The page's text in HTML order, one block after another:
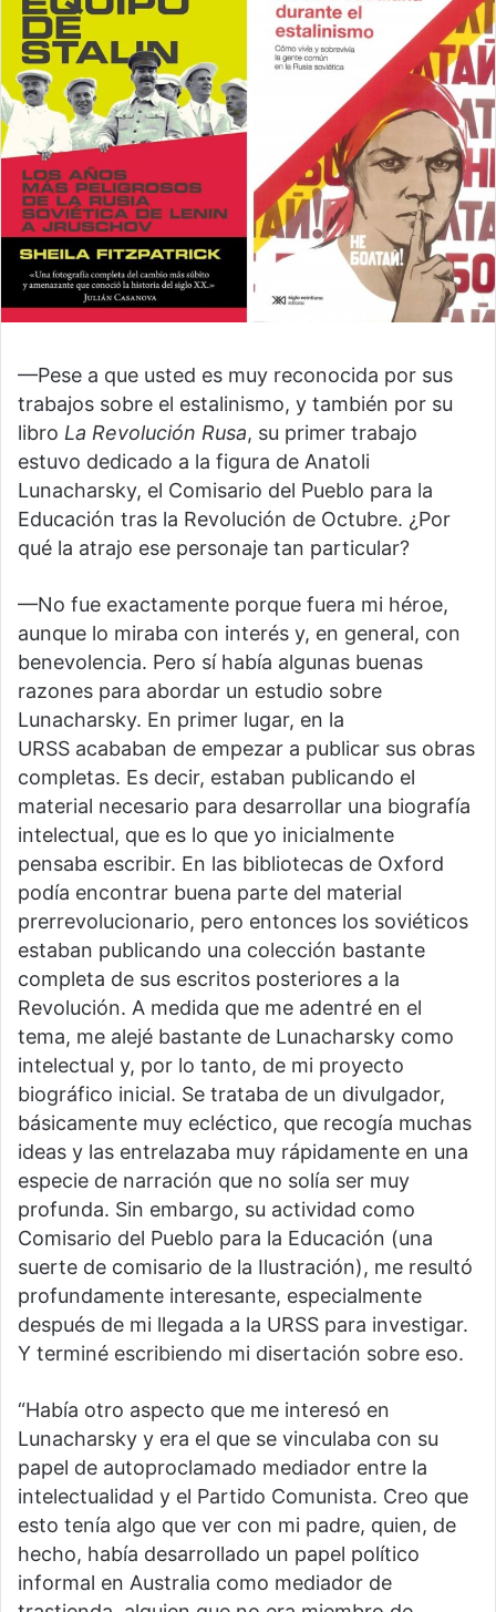
—Pese a que usted es muy reconocida por sus
trabajos sobre el estalinismo, y también por su
libro La Revolución Rusa, su primer trabajo
estuvo dedicado a la figura de Anatoli
Lunacharsky, el Comisario del Pueblo para la
Educación tras la Revolución de Octubre. ¿Por
qué la atrajo ese personaje tan particular?
—No fue exactamente porque fuera mi héroe,
aunque lo miraba con interés y, en general, con
benevolencia. Pero sí había algunas buenas
razones para abordar un estudio sobre
Lunacharsky. En primer lugar, en la
URSS acababan de empezar a publicar sus obras
completas. Es decir, estaban publicando el
material necesario para desarrollar una biografía
intelectual, que es lo que yo inicialmente
pensaba escribir. En las bibliotecas de Oxford
podía encontrar buena parte del material
prerrevolucionario, pero entonces los soviéticos
estaban publicando una colección bastante
completa de sus escritos posteriores a la
Revolución. A medida que me adentré en el
tema, me alejé bastante de Lunacharsky como
intelectual y, por lo tanto, de mi proyecto
biográfico inicial. Se trataba de un divulgador,
básicamente muy ecléctico, que recogía muchas
ideas y las entrelazaba muy rápidamente en una
especie de narración que no solía ser muy
profunda. Sin embargo, su actividad como
Comisario del Pueblo para la Educación (una
suerte de comisario de la Ilustración), me resultó
profundamente interesante, especialmente
después de mi llegada a la URSS para investigar.
Y terminé escribiendo mi disertación sobre eso.
“Había otro aspecto que me interesó en
Lunacharsky y era el que se vinculaba con su
papel de autoproclamado mediador entre la
intelectualidad y el Partido Comunista. Creo que
esto tenía algo que ver con mi padre, quien, de
hecho, había desarrollado un papel político
informal en Australia como mediador de